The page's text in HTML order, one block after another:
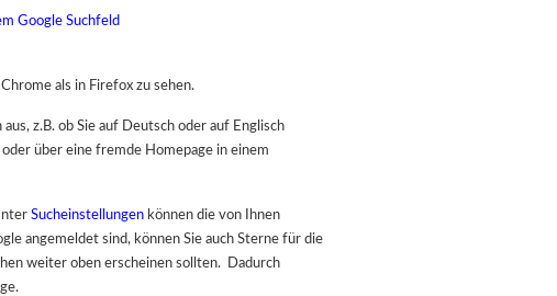
Google Suchfeld
als in Firefox zu sehen.
z.B. ob Sie auf Deutsch oder auf Englisch
über eine fremde Homepage in einem
Sucheinstellungen können die von Ihnen
angemeldet sind, können Sie auch Sterne für die
weiter oben erscheinen sollten. Dadurch